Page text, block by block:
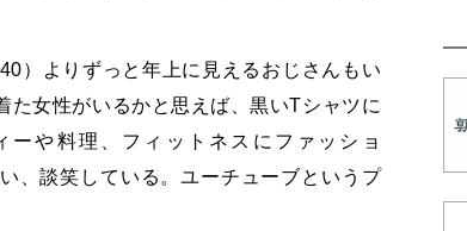
）よりずっと年上に見えるおじさんもい
た女性がいるかと思えば、黒いTシャツに
や料理、フィットネスにファッショ
、談笑している。ユーチューブというプ